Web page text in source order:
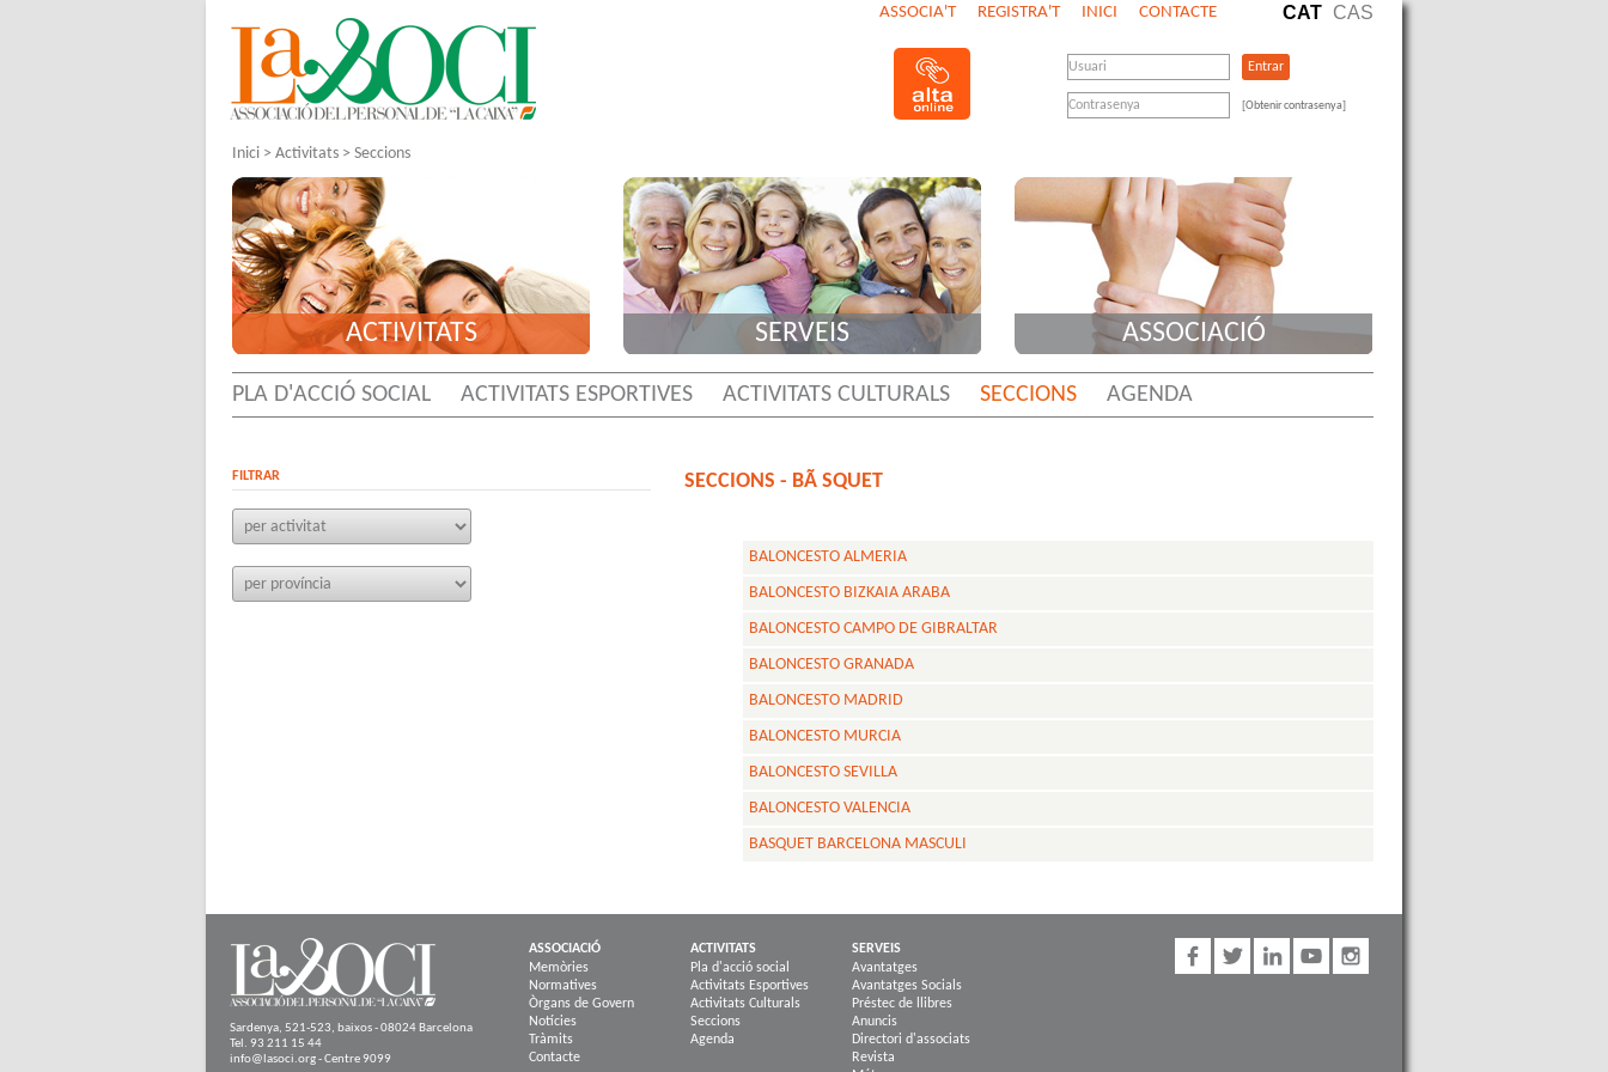
CAT CAS
ASSOCIA'T REGISTRA'T INICI CONTACTE
[Obtenir contrasenya]
Inici > Activitats > Seccions
ACTIVITATS SERVEIS ASSOCIACIÓ
PLA D'ACCIÓ SOCIAL ACTIVITATS ESPORTIVES ACTIVITATS CULTURALS SECCIONS AGENDA
FILTRAR SECCIONS - BÃ SQUET
BALONCESTO ALMERIA
BALONCESTO BIZKAIA ARABA
BALONCESTO CAMPO DE GIBRALTAR
BALONCESTO GRANADA
BALONCESTO MADRID
BALONCESTO MURCIA
BALONCESTO SEVILLA
BALONCESTO VALENCIA
BASQUET BARCELONA MASCULI
Sardenya, 521-523, baixos - 08024 Barcelona
Tel. 93 211 15 44
info@lasoci.org - Centre 9099
ASSOCIACIÓ
Memòries
Normatives
Òrgans de Govern
Notícies
Tràmits
Contacte
ACTIVITATS
Pla d'acció social
Activitats Esportives
Activitats Culturals
Seccions
Agenda
SERVEIS
Avantatges
Avantatges Socials
Préstec de llibres
Anuncis
Directori d'associats
Revista